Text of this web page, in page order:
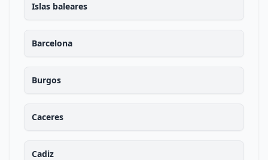
Islas baleares
Barcelona
Burgos
Caceres
Cadiz